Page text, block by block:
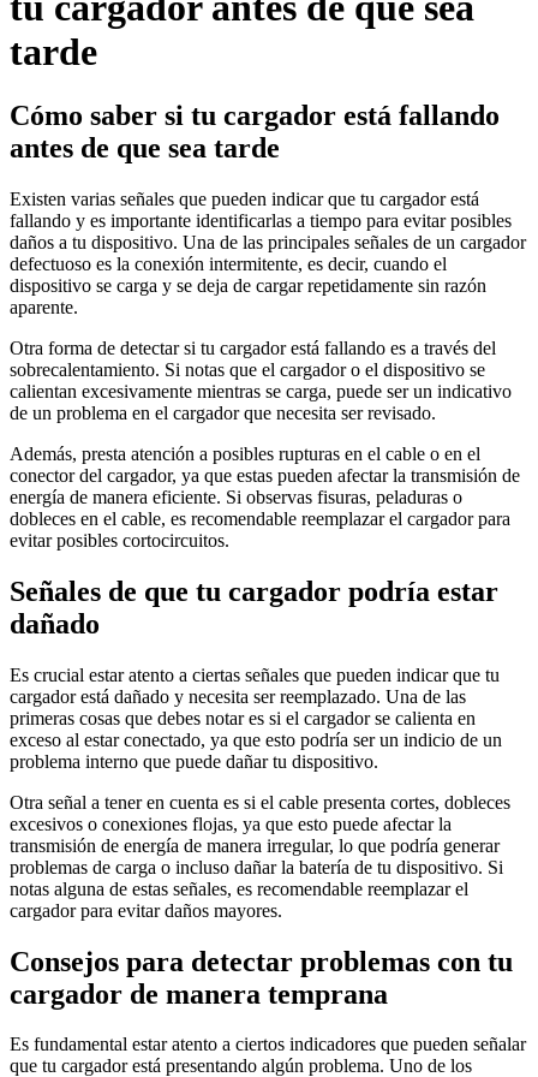
tarde
Cómo saber si tu cargador está fallando
antes de que sea tarde
Existen varias señales que pueden indicar que tu cargador está
fallando y es importante identificarlas a tiempo para evitar posibles
daños a tu dispositivo. Una de las principales señales de un cargador
defectuoso es la conexión intermitente, es decir, cuando el
dispositivo se carga y se deja de cargar repetidamente sin razón
aparente.
Otra forma de detectar si tu cargador está fallando es a través del
sobrecalentamiento. Si notas que el cargador o el dispositivo se
calientan excesivamente mientras se carga, puede ser un indicativo
de un problema en el cargador que necesita ser revisado.
Además, presta atención a posibles rupturas en el cable o en el
conector del cargador, ya que estas pueden afectar la transmisión de
energía de manera eficiente. Si observas fisuras, peladuras o
dobleces en el cable, es recomendable reemplazar el cargador para
evitar posibles cortocircuitos.
Señales de que tu cargador podría estar
dañado
Es crucial estar atento a ciertas señales que pueden indicar que tu
cargador está dañado y necesita ser reemplazado. Una de las
primeras cosas que debes notar es si el cargador se calienta en
exceso al estar conectado, ya que esto podría ser un indicio de un
problema interno que puede dañar tu dispositivo.
Otra señal a tener en cuenta es si el cable presenta cortes, dobleces
excesivos o conexiones flojas, ya que esto puede afectar la
transmisión de energía de manera irregular, lo que podría generar
problemas de carga o incluso dañar la batería de tu dispositivo. Si
notas alguna de estas señales, es recomendable reemplazar el
cargador para evitar daños mayores.
Consejos para detectar problemas con tu
cargador de manera temprana
Es fundamental estar atento a ciertos indicadores que pueden señalar
que tu cargador está presentando algún problema. Uno de los